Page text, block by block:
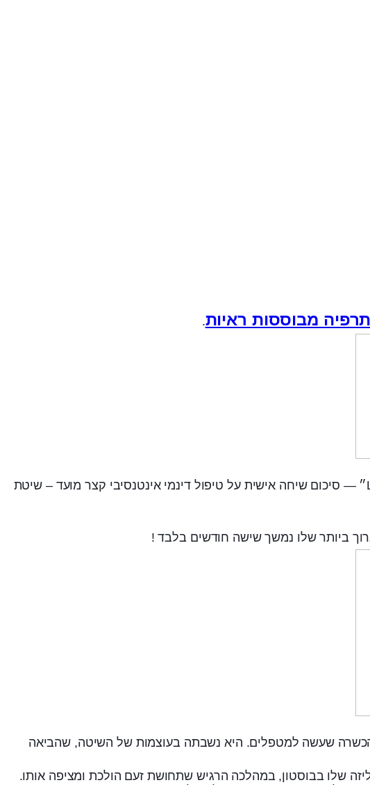
מבוססות ראיות.
הפעם: ד״ר פטרישיה קוגלין, פסיכולוגית קלינית, ממפתחות גישת ISTDP ומחברת הספר ״Lives Transformed״ — סיכום שיחה אישית על טיפול דינמי אינטנסיבי קצר מועד – שיטת
ביותר שלו נמשך שישה חודשים בלבד !
הכשרה שעשה למטפלים. היא נשבתה בעוצמות של השיטה, שהביאה
שלו בבוסטון, במהלכה הרגיש שתחושת זעם הולכת ומציפה אותו.